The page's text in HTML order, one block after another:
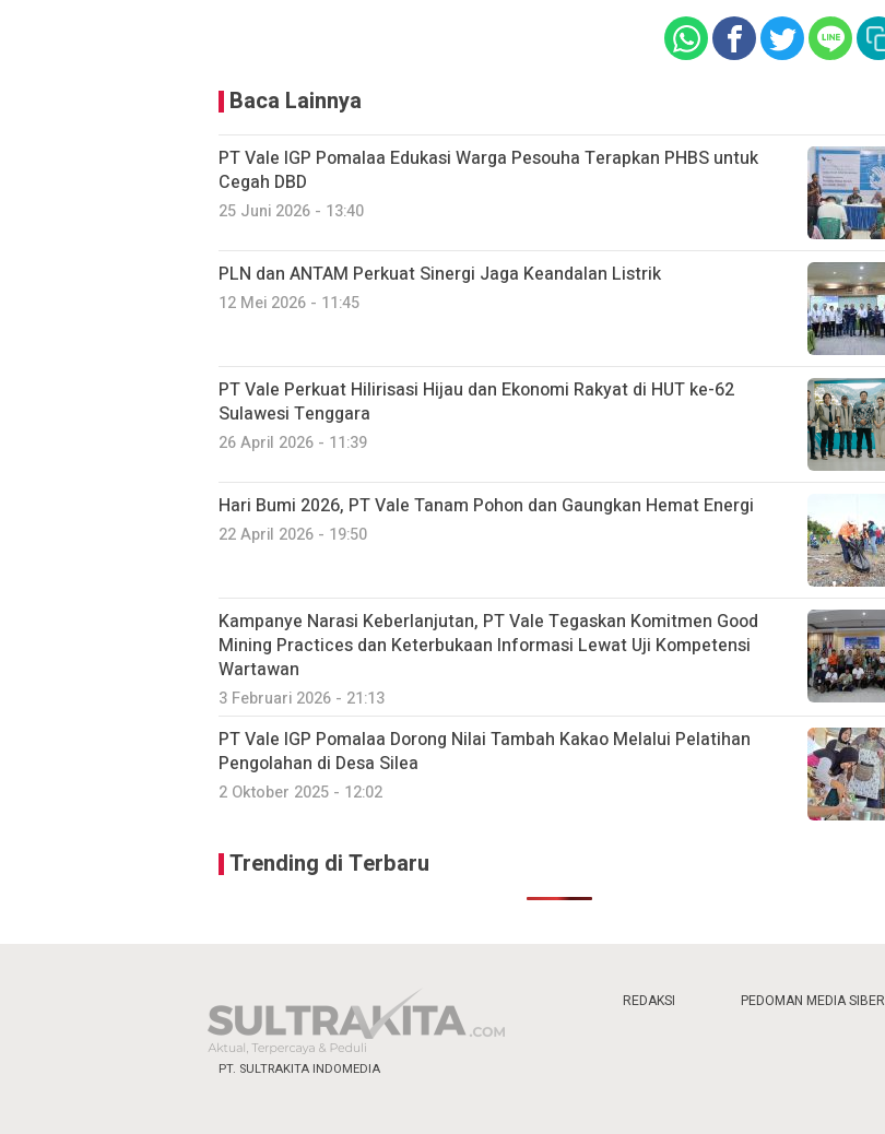
Baca Lainnya
PT Vale IGP Pomalaa Edukasi Warga Pesouha Terapkan PHBS untuk
Cegah DBD
25 Juni 2026 - 13:40
PLN dan ANTAM Perkuat Sinergi Jaga Keandalan Listrik
12 Mei 2026 - 11:45
PT Vale Perkuat Hilirisasi Hijau dan Ekonomi Rakyat di HUT ke-62
Sulawesi Tenggara
26 April 2026 - 11:39
Hari Bumi 2026, PT Vale Tanam Pohon dan Gaungkan Hemat Energi
22 April 2026 - 19:50
Kampanye Narasi Keberlanjutan, PT Vale Tegaskan Komitmen Good
Mining Practices dan Keterbukaan Informasi Lewat Uji Kompetensi
Wartawan
3 Februari 2026 - 21:13
PT Vale IGP Pomalaa Dorong Nilai Tambah Kakao Melalui Pelatihan
Pengolahan di Desa Silea
2 Oktober 2025 - 12:02
Trending di Terbaru
PT. SULTRAKITA INDOMEDIA
REDAKSI PEDOMAN MEDIA SIBER